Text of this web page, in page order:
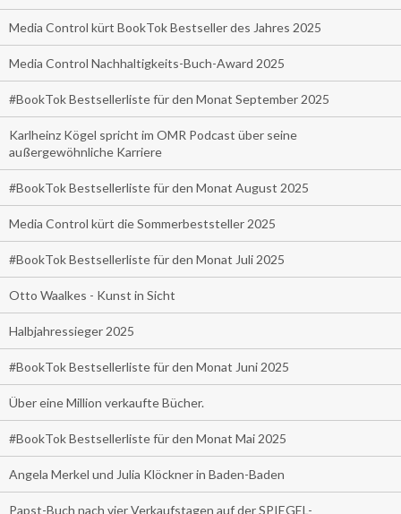
Media Control kürt BookTok Bestseller des Jahres 2025
Media Control Nachhaltigkeits-Buch-Award 2025
#BookTok Bestsellerliste für den Monat September 2025
Karlheinz Kögel spricht im OMR Podcast über seine
außergewöhnliche Karriere
#BookTok Bestsellerliste für den Monat August 2025
Media Control kürt die Sommerbeststeller 2025
#BookTok Bestsellerliste für den Monat Juli 2025
Otto Waalkes - Kunst in Sicht
Halbjahressieger 2025
#BookTok Bestsellerliste für den Monat Juni 2025
Über eine Million verkaufte Bücher.
#BookTok Bestsellerliste für den Monat Mai 2025
Angela Merkel und Julia Klöckner in Baden-Baden
Papst-Buch nach vier Verkaufstagen auf der SPIEGEL-